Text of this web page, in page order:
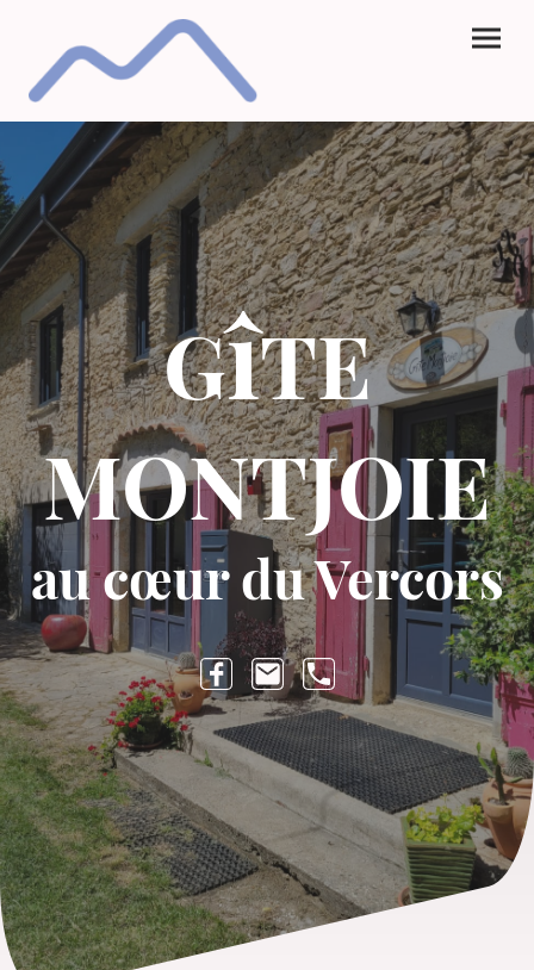
GîTE
MONTJOIE
au cœur du Vercors